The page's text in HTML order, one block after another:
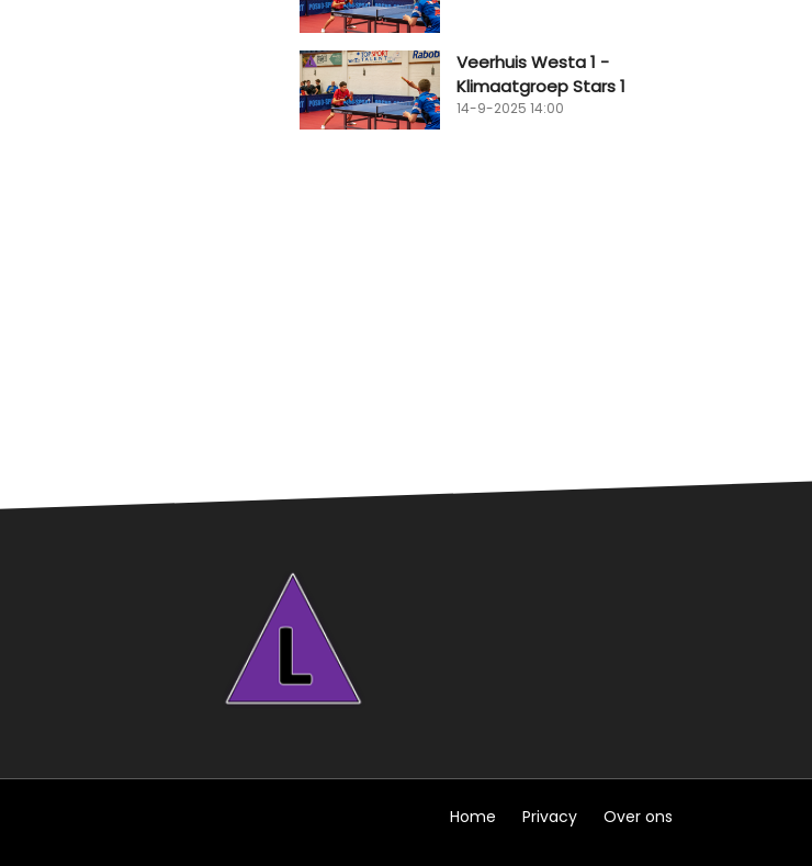
Veerhuis Westa 1 -
Klimaatgroep Stars 1
14-9-2025 14:00
Home Privacy Over ons